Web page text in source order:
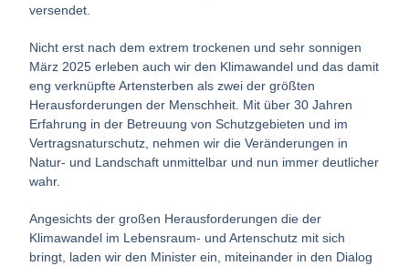
versendet.
Nicht erst nach dem extrem trockenen und sehr sonnigen
März 2025 erleben auch wir den Klimawandel und das damit
eng verknüpfte Artensterben als zwei der größten
Herausforderungen der Menschheit. Mit über 30 Jahren
Erfahrung in der Betreuung von Schutzgebieten und im
Vertragsnaturschutz, nehmen wir die Veränderungen in
Natur- und Landschaft unmittelbar und nun immer deutlicher
wahr.
Angesichts der großen Herausforderungen die der
Klimawandel im Lebensraum- und Artenschutz mit sich
bringt, laden wir den Minister ein, miteinander in den Dialog